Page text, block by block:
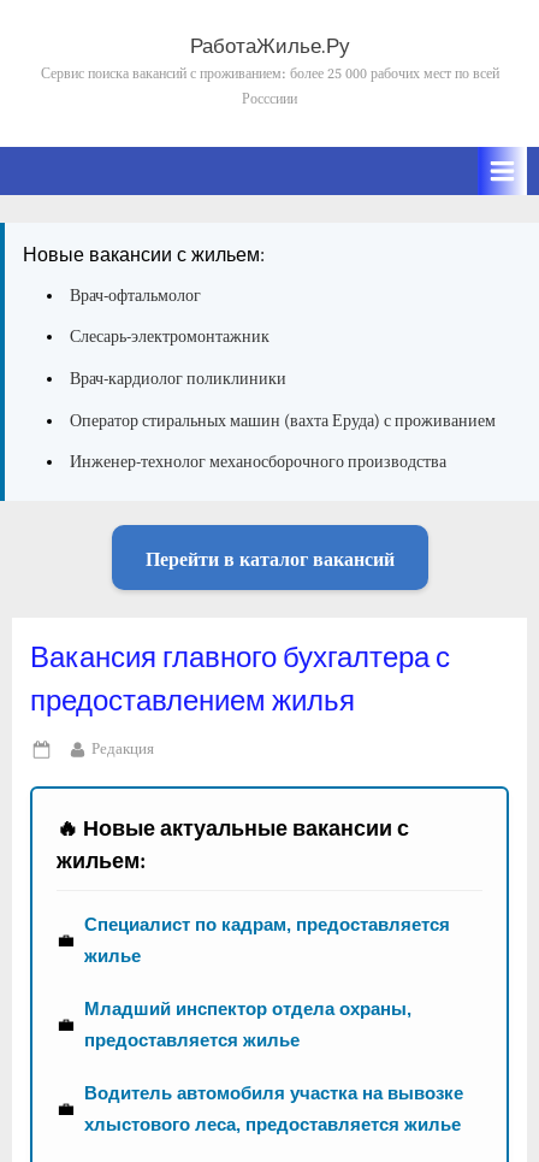
content
РаботаЖилье.Ру
Сервис поиска вакансий с проживанием: более 25 000 рабочих мест по всей
Росссиии
Новые вакансии с жильем:
Врач-офтальмолог
Слесарь-электромонтажник
Врач-кардиолог поликлиники
Оператор стиральных машин (вахта Еруда) с проживанием
Инженер-технолог механосборочного производства
Перейти в каталог вакансий
Вакансия главного бухгалтера с
предоставлением жилья
Posted
on
By
Редакция
🔥 Новые актуальные вакансии с
жильем:
💼
Специалист по кадрам, предоставляется
жилье
💼
Младший инспектор отдела охраны,
предоставляется жилье
💼
Водитель автомобиля участка на вывозке
хлыстового леса, предоставляется жилье